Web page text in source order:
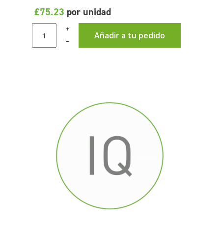
£75.23 por unidad
+
Añadir a tu pedido
–